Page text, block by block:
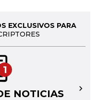
EXCLUSIVOS PARA
1
NOTICIAS →